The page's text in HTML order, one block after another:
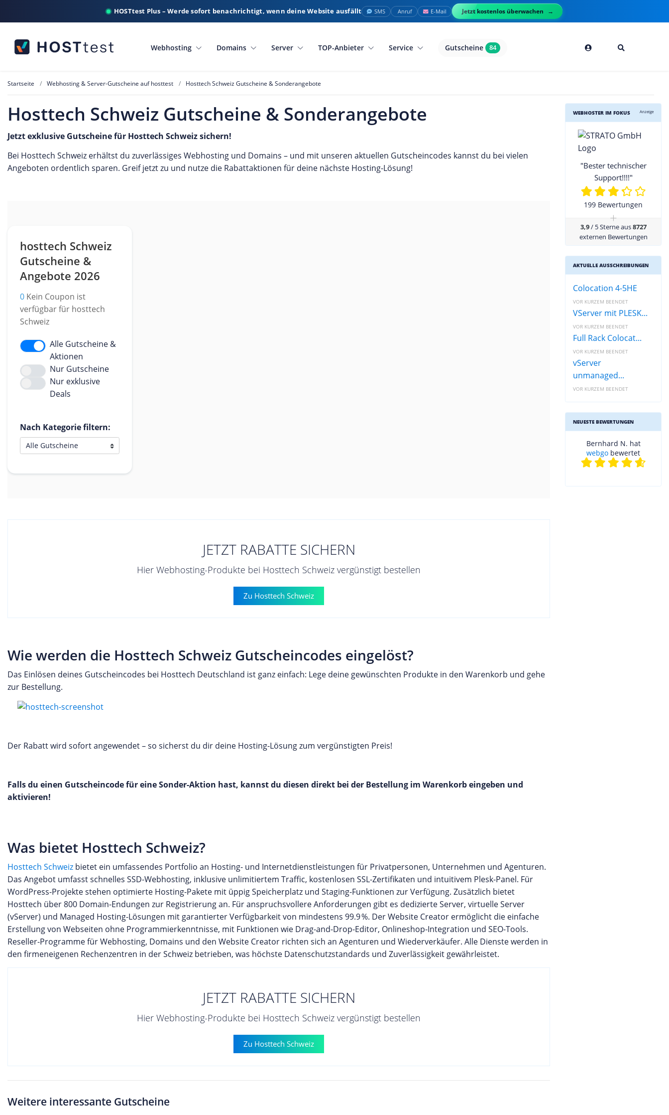
HOSTtest Plus – Werde sofort benachrichtigt, wenn deine Website ausfällt SMS Anruf E-Mail Jetzt kostenlos überwachen
Webhosting Domains Server TOP-Anbieter Service Gutscheine 84
Startseite Webhosting & Server-Gutscheine auf hosttest Hosttech Schweiz Gutscheine & Sonderangebote
Hosttech Schweiz Gutscheine & Sonderangebote
Jetzt exklusive Gutscheine für Hosttech Schweiz sichern!
Bei Hosttech Schweiz erhältst du zuverlässiges Webhosting und Domains – und mit unseren aktuellen Gutscheincodes kannst du bei vielen
Angeboten ordentlich sparen. Greif jetzt zu und nutze die Rabattaktionen für deine nächste Hosting-Lösung!
hosttech Schweiz
Gutscheine &
Angebote 2026
0 Kein Coupon ist
verfügbar für hosttech
Schweiz
Alle Gutscheine &
Aktionen
Nur Gutscheine
Nur exklusive
Deals
Nach Kategorie filtern:
JETZT RABATTE SICHERN
Hier Webhosting-Produkte bei Hosttech Schweiz vergünstigt bestellen
Zu Hosttech Schweiz
Wie werden die Hosttech Schweiz Gutscheincodes eingelöst?
Das Einlösen deines Gutscheincodes bei Hosttech Deutschland ist ganz einfach: Lege deine gewünschten Produkte in den Warenkorb und gehe
zur Bestellung.
Der Rabatt wird sofort angewendet – so sicherst du dir deine Hosting-Lösung zum vergünstigten Preis!
Falls du einen Gutscheincode für eine Sonder-Aktion hast, kannst du diesen direkt bei der Bestellung im Warenkorb eingeben und
aktivieren!
Was bietet Hosttech Schweiz?
Hosttech Schweiz bietet ein umfassendes Portfolio an Hosting- und Internetdienstleistungen für Privatpersonen, Unternehmen und Agenturen.
Das Angebot umfasst schnelles SSD-Webhosting, inklusive unlimitiertem Traffic, kostenlosen SSL-Zertifikaten und intuitivem Plesk-Panel. Für
WordPress-Projekte stehen optimierte Hosting-Pakete mit üppig Speicherplatz und Staging-Funktionen zur Verfügung. Zusätzlich bietet
Hosttech über 800 Domain-Endungen zur Registrierung an. Für anspruchsvollere Anforderungen gibt es dedizierte Server, virtuelle Server
(vServer) und Managed Hosting-Lösungen mit garantierter Verfügbarkeit von mindestens 99.9 %. Der Website Creator ermöglicht die einfache
Erstellung von Webseiten ohne Programmierkenntnisse, mit Funktionen wie Drag-and-Drop-Editor, Onlineshop-Integration und SEO-Tools.
Reseller-Programme für Webhosting, Domains und den Website Creator richten sich an Agenturen und Wiederverkäufer. Alle Dienste werden in
den firmeneigenen Rechenzentren in der Schweiz betrieben, was höchste Datenschutzstandards und Zuverlässigkeit gewährleistet.
JETZT RABATTE SICHERN
Hier Webhosting-Produkte bei Hosttech Schweiz vergünstigt bestellen
Zu Hosttech Schweiz
Weitere interessante Gutscheine
WEBHOSTER IM FOKUS Anzeige
"Bester technischer
Support!!!!"
199 Bewertungen
+
3,9/ 5 Sterne aus8727
externen Bewertungen
AKTUELLE AUSSCHREIBUNGEN
Colocation 4-5HE
VOR KURZEM BEENDET
VServer mit PLESK...
VOR KURZEM BEENDET
Full Rack Colocat...
VOR KURZEM BEENDET
vServer
unmanaged...
VOR KURZEM BEENDET
NEUESTE BEWERTUNGEN
Bernhard N. hat
webgo bewertet